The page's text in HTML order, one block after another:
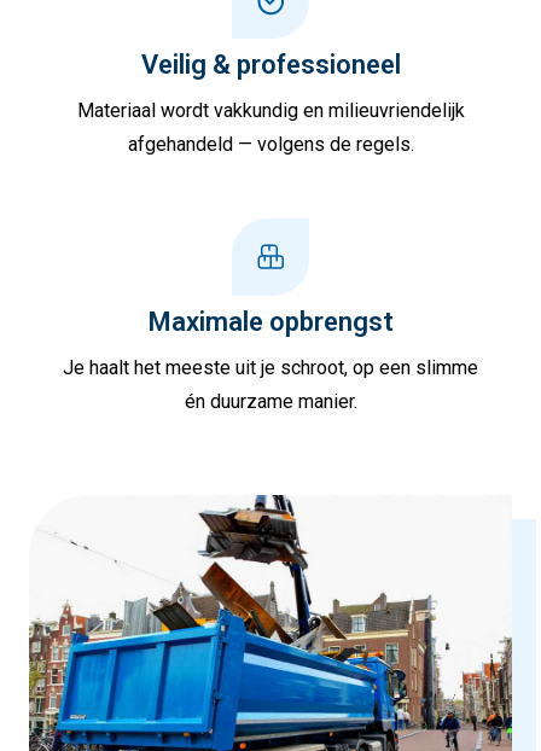
Veilig & professioneel
Materiaal wordt vakkundig en milieuvriendelijk
afgehandeld — volgens de regels.
Maximale opbrengst
Je haalt het meeste uit je schroot, op een slimme
én duurzame manier.